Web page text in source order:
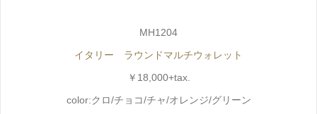
MH1204
イタリー ラウンドマルチウォレット
￥18,000+tax.
color:クロ/チョコ/チャ/オレンジ/グリーン